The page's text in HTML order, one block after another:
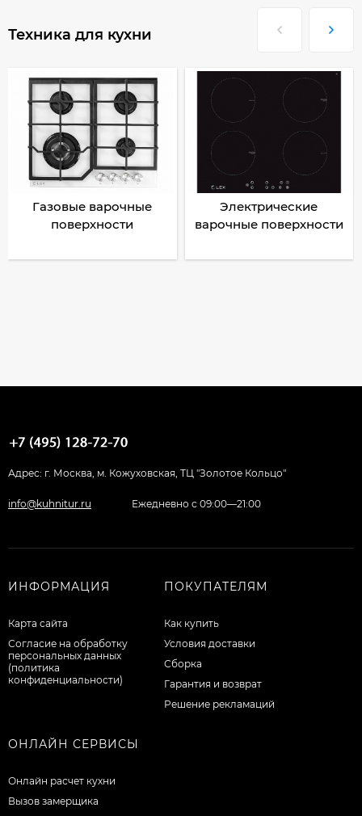
Техника для кухни
Газовые варочные
поверхности
Электрические
варочные поверхности
Адрес: г. Москва, м. Кожуховская, ТЦ "Золотое Кольцо"
info@kuhnitur.ru Ежедневно с 09:00—21:00
ИНФОРМАЦИЯ
Карта сайта
Согласие на обработку
персональных данных
(политика
конфиденциальности)
ПОКУПАТЕЛЯМ
Как купить
Условия доставки
Сборка
Гарантия и возврат
Решение рекламаций
ОНЛАЙН СЕРВИСЫ
Онлайн расчет кухни
Вызов замерщика